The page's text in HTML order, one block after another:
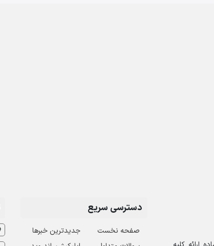
دسترسی سریع
صفحه نخست
جدیدترین خبرها